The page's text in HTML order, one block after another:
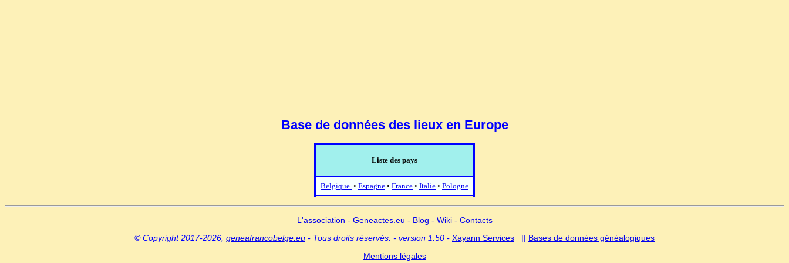
Base de données des lieux en Europe
Liste des pays
Belgique • Espagne • France • Italie • Pologne
L'association - Geneactes.eu - Blog - Wiki- Contacts
© Copyright 2017-2026, geneafrancobelge.eu - Tous droits réservés. - version 1.50 - Xayann Services || Bases de données généalogiques
Mentions légales